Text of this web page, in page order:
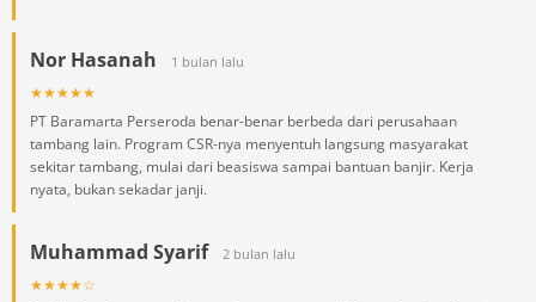
Nor Hasanah 1 bulan lalu
★★★★★
PT Baramarta Perseroda benar-benar berbeda dari perusahaan
tambang lain. Program CSR-nya menyentuh langsung masyarakat
sekitar tambang, mulai dari beasiswa sampai bantuan banjir. Kerja
nyata, bukan sekadar janji.
Muhammad Syarif 2 bulan lalu
★★★★☆